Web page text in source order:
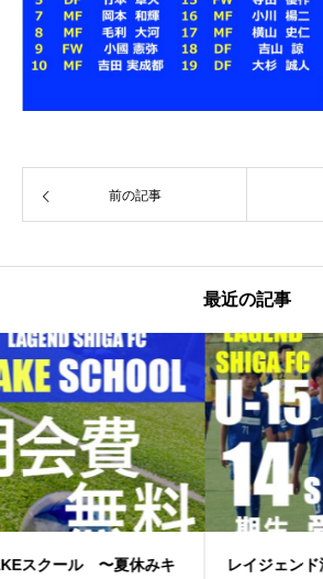
前の記事
最近の記事
キ
レイジェンド滋賀FC U-15